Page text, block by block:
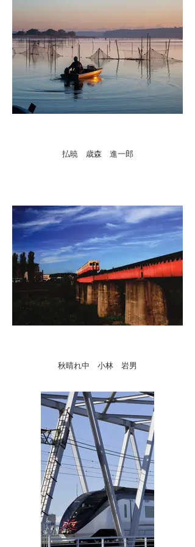
払暁 歳森 進一郎
秋晴れ中 小林 岩男